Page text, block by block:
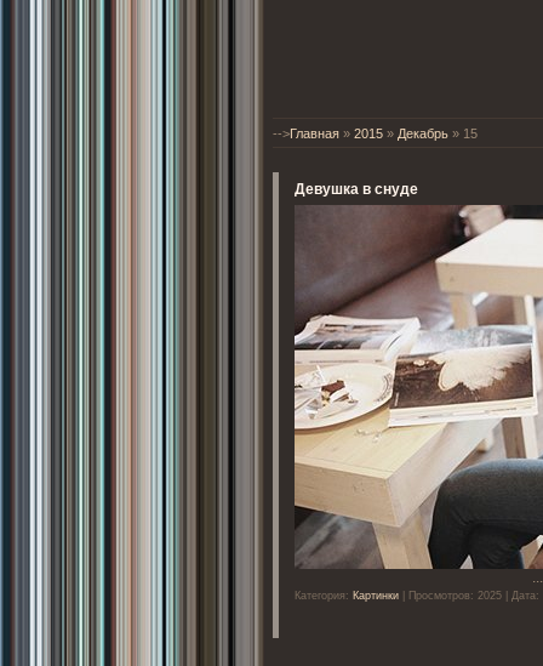
-->Главная » 2015 » Декабрь » 15
Девушка в снуде
Категория: Картинки | Просмотров: 2025 |